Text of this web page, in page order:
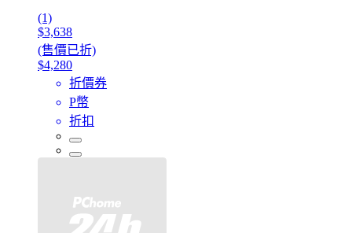
(1)
$3,638
(售價已折)
$4,280
折價券
P幣
折扣